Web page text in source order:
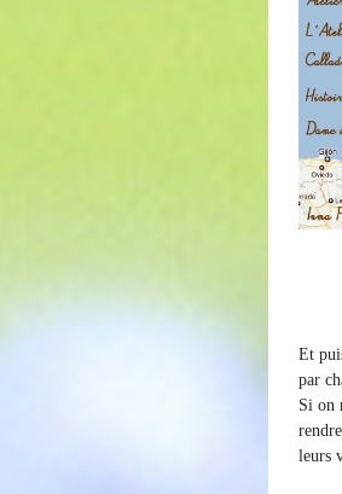
Et
par
Si on
leurs